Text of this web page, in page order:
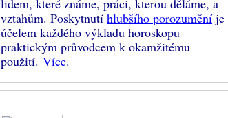
lidem, které známe, práci, kterou děláme, a
vztahům. Poskytnutí hlubšího porozumění je
účelem každého výkladu horoskopu –
praktickým průvodcem k okamžitému
použití. Více.